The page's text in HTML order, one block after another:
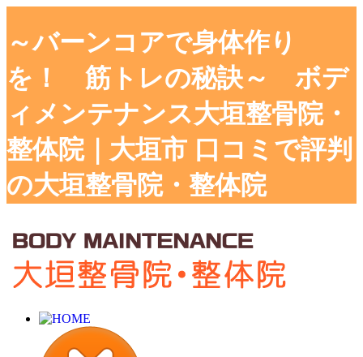
～バーンコアで身体作り
を！ 筋トレの秘訣～ ボデ
ィメンテナンス大垣整骨院・
整体院｜大垣市 口コミで評判
の大垣整骨院・整体院